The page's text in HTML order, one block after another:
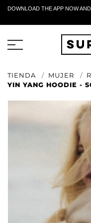
DOWNLOAD THE APP NOW
TIENDA MUJER
YIN YANG HOODIE -